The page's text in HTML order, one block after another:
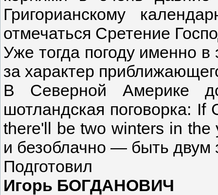
Григорианскому
отмечаться Сретение
Уже тогда погоду именно в
за характер
В Северной Америке
шотландская поговорка:
there'll be two winters in
и безоблачно — быть двум
Подготовил
Игорь БОГДАНОВИЧ